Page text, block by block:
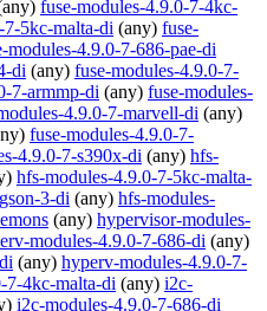
fuse-modules-4.9.0-7-4kc-
7-5kc-malta-di (any) fuse-
modules-4.9.0-7-686-pae-di
di (any) fuse-modules-4.9.0-7-
7-armmp-di (any) fuse-modules-
4.9.0-7-marvell-di (any)
fuse-modules-4.9.0-7-
4.9.0-7-s390x-di (any) hfs-
hfs-modules-4.9.0-7-5kc-malta-
3-di (any) hfs-modules-
(any) hypervisor-modules-
modules-4.9.0-7-686-di (any)
(any) hyperv-modules-4.9.0-7-
7-4kc-malta-di (any) i2c-
i2c-modules-4.9.0-7-686-di